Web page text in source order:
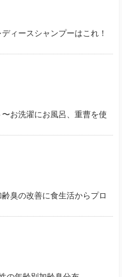
ィースシャンプーはこれ！
お洗濯にお風呂、重曹を使
臭の改善に食生活からプロ